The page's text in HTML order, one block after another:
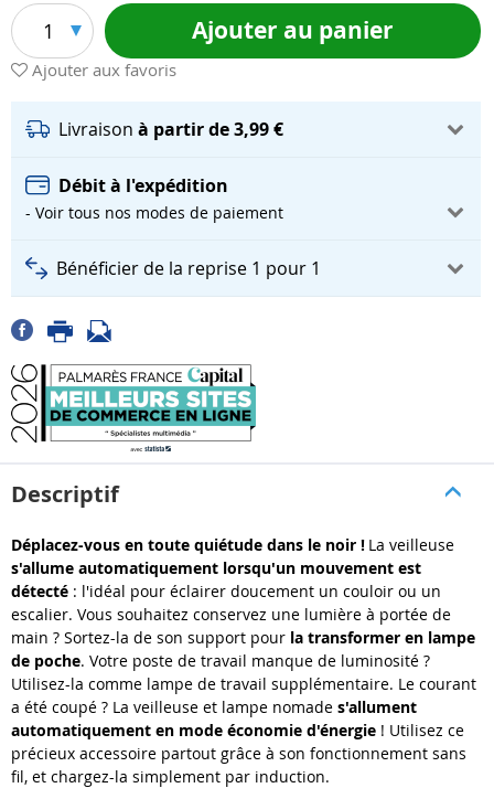
1 Ajouter au panier
Ajouter aux favoris
Livraison à partir de 3,99 €
Débit à l'expédition
- Voir tous nos modes de paiement
Bénéficier de la reprise 1 pour 1
Descriptif
Déplacez-vous en toute quiétude dans le noir ! La veilleuse
s'allume automatiquement lorsqu'un mouvement est
détecté : l'idéal pour éclairer doucement un couloir ou un
escalier. Vous souhaitez conservez une lumière à portée de
main ? Sortez-la de son support pour la transformer en lampe
de poche. Votre poste de travail manque de luminosité ?
Utilisez-la comme lampe de travail supplémentaire. Le courant
a été coupé ? La veilleuse et lampe nomade s'allument
automatiquement en mode économie d'énergie ! Utilisez ce
précieux accessoire partout grâce à son fonctionnement sans
fil, et chargez-la simplement par induction.